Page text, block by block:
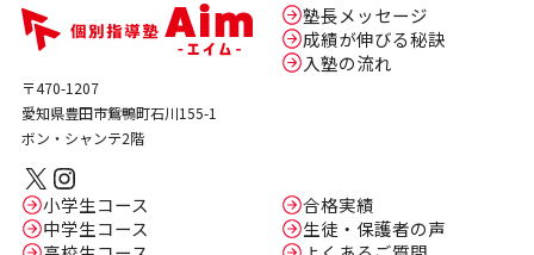
〒470-1207
愛知県豊田市鴛鴨町石川155-1
ボン・シャンテ2階
X Instagram
塾長メッセージ
成績が伸びる秘訣
入塾の流れ
小学生コース
中学生コース
合格実績
生徒・保護者の声